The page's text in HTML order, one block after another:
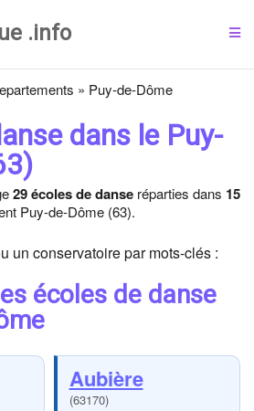
.info
» Puy-de-Dôme
dans le Puy-
29 écoles de danse réparties dans 15
Puy-de-Dôme (63).
un conservatoire par mots-clés :
écoles de danse
Aubière
(63170)